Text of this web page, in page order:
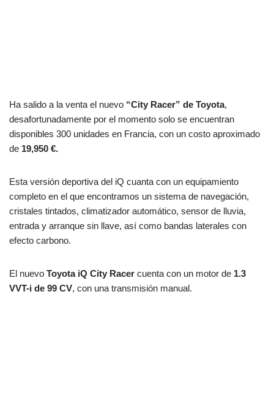
Ha salido a la venta el nuevo “City Racer” de Toyota,
desafortunadamente por el momento solo se encuentran
disponibles 300 unidades en Francia, con un costo aproximado
de 19,950 €.
Esta versión deportiva del iQ cuanta con un equipamiento
completo en el que encontramos un sistema de navegación,
cristales tintados, climatizador automático, sensor de lluvia,
entrada y arranque sin llave, así como bandas laterales con
efecto carbono.
El nuevo Toyota iQ City Racer cuenta con un motor de 1.3
VVT-i de 99 CV, con una transmisión manual.